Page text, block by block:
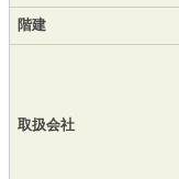
階建
取扱会社